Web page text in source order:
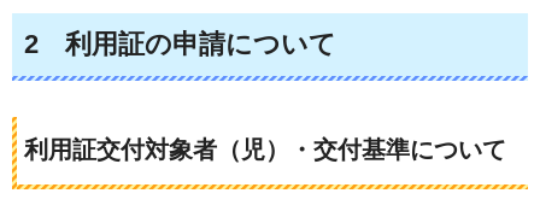
2 利用証の申請について
利用証交付対象者（児）・交付基準について